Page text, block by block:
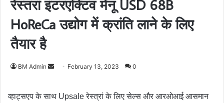
रेस्तरां इंटरएक्टिव मेनू USD 68B
HoReCa उद्योग में क्रांति लाने के लिए
तैयार है
BM Admin February 13, 2023 0
व्हाट्सएप के साथ Upsale रेस्त्रां के लिए सेल्स और आरओआई आसमान